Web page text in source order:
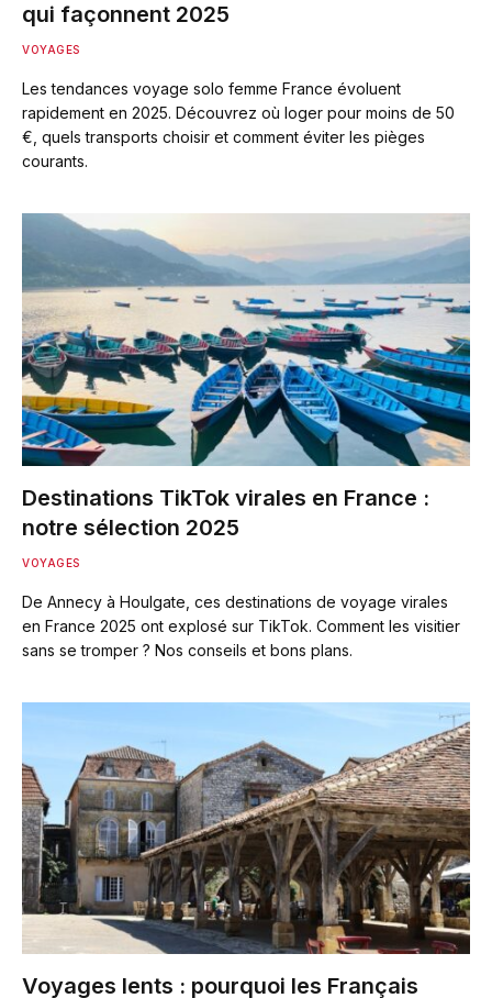
qui façonnent 2025
VOYAGES
Les tendances voyage solo femme France évoluent
rapidement en 2025. Découvrez où loger pour moins de 50
€, quels transports choisir et comment éviter les pièges
courants.
Destinations TikTok virales en France :
notre sélection 2025
VOYAGES
De Annecy à Houlgate, ces destinations de voyage virales
en France 2025 ont explosé sur TikTok. Comment les visitier
sans se tromper ? Nos conseils et bons plans.
Voyages lents : pourquoi les Français